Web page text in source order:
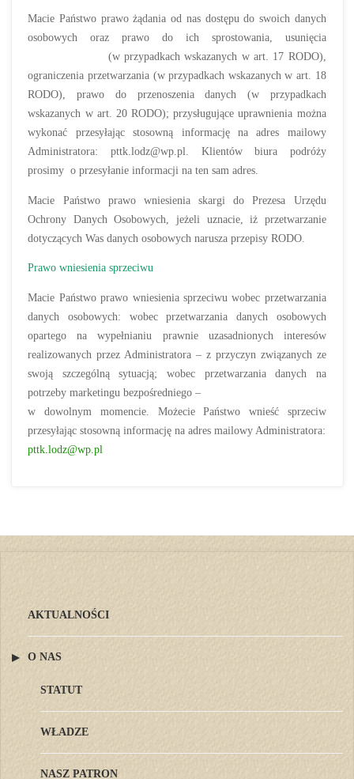
Macie Państwo prawo żądania od nas dostępu do swoich danych
osobowych oraz prawo do ich sprostowania, usunięcia
(w przypadkach wskazanych w art. 17 RODO),
ograniczenia przetwarzania (w przypadkach wskazanych w art. 18
RODO), prawo do przenoszenia danych (w przypadkach
wskazanych w art. 20 RODO); przysługujące uprawnienia można
wykonać przesyłając stosowną informację na adres mailowy
Administratora: pttk.lodz@wp.pl. Klientów biura podróży
prosimy o przesyłanie informacji na ten sam adres.
Macie Państwo prawo wniesienia skargi do Prezesa Urzędu
Ochrony Danych Osobowych, jeżeli uznacie, iż przetwarzanie
dotyczących Was danych osobowych narusza przepisy RODO.
Prawo wniesienia sprzeciwu
Macie Państwo prawo wniesienia sprzeciwu wobec przetwarzania
danych osobowych: wobec przetwarzania danych osobowych
opartego na wypełnianiu prawnie uzasadnionych interesów
realizowanych przez Administratora – z przyczyn związanych ze
swoją szczególną sytuacją; wobec przetwarzania danych na
potrzeby marketingu bezpośredniego –
w dowolnym momencie. Możecie Państwo wnieść sprzeciw
przesyłając stosowną informację na adres mailowy Administratora:
pttk.lodz@wp.pl
AKTUALNOŚCI
O NAS
STATUT
WŁADZE
NASZ PATRON